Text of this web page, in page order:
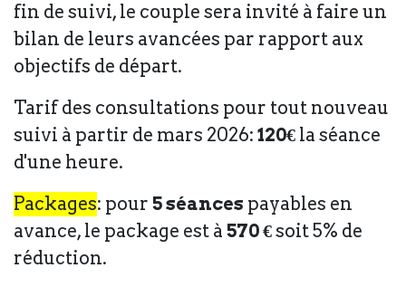
fin de suivi, le couple sera invité à faire un
bilan de leurs avancées par rapport aux
objectifs de départ.
Tarif des consultations pour tout nouveau
suivi à partir de mars 2026: 120€ la séance
d'une heure.
Packages: pour 5 séances payables en
avance, le package est à 570 €soit 5% de
réduction.